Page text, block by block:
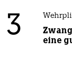
3
eine